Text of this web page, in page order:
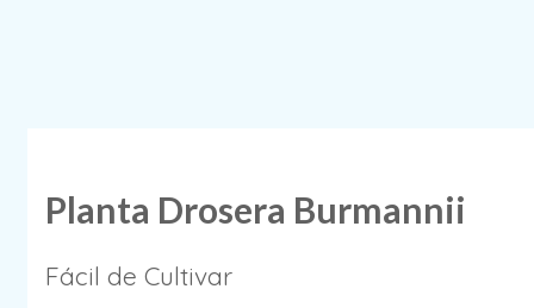
Planta Drosera Burmannii
Fácil de Cultivar